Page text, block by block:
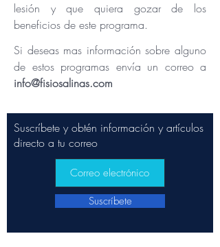
lesión y que quiera gozar de los
beneficios de este programa.
Si deseas mas información sobre alguno
de estos programas envía un correo a
info@fisiosalinas.com
Suscríbete y obtén información y artículos
directo a tu correo
Suscríbete